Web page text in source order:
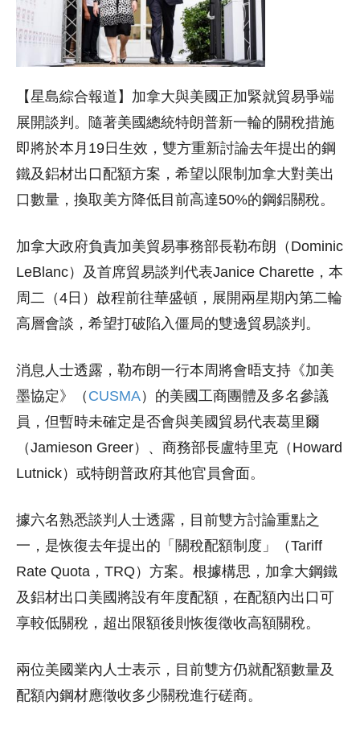
【星島綜合報道】加拿大與美國正加緊就貿易爭端
展開談判。隨著美國總統特朗普新一輪的關稅措施
即將於本月19日生效，雙方重新討論去年提出的鋼
鐵及鋁材出口配額方案，希望以限制加拿大對美出
口數量，換取美方降低目前高達50%的鋼鋁關稅。
加拿大政府負責加美貿易事務部長勒布朗（Dominic
LeBlanc）及首席貿易談判代表Janice Charette，本
周二（4日）啟程前往華盛頓，展開兩星期內第二輪
高層會談，希望打破陷入僵局的雙邊貿易談判。
消息人士透露，勒布朗一行本周將會晤支持《加美
墨協定》（ CUSMA）的美國工商團體及多名參議
員，但暫時未確定是否會與美國貿易代表葛里爾
（Jamieson Greer）、商務部長盧特里克（Howard
Lutnick）或特朗普政府其他官員會面。
據六名熟悉談判人士透露，目前雙方討論重點之
一，是恢復去年提出的「關稅配額制度」（Tariff
Rate Quota，TRQ）方案。根據構思，加拿大鋼鐵
及鋁材出口美國將設有年度配額，在配額內出口可
享較低關稅，超出限額後則恢復徵收高額關稅。
兩位美國業內人士表示，目前雙方仍就配額數量及
配額內鋼材應徵收多少關稅進行磋商。